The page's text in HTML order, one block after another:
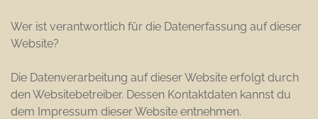
Wer ist verantwortlich für die Datenerfassung auf dieser
Website?
Die Datenverarbeitung auf dieser Website erfolgt durch
den Websitebetreiber. Dessen Kontaktdaten kannst du
dem Impressum dieser Website entnehmen.